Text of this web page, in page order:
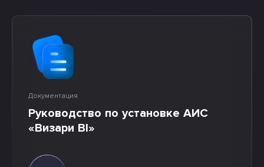
Документация
Руководство по установке АИС
«Визари BI»